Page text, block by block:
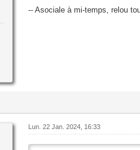
-- Asociale à mi-temps, relou
Lun. 22 Jan. 2024, 16:33